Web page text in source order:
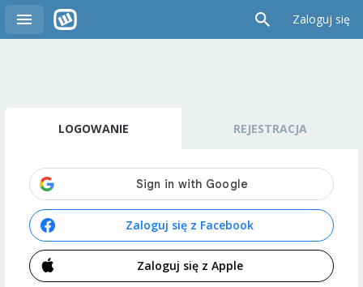
Zaloguj się
LOGOWANIE REJESTRACJA
Zaloguj się z Facebook
Zaloguj się z Apple